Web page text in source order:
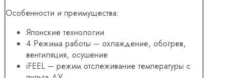
Особенности и преимущества:
Японские технологии
4 Режима работы – охлаждение, обогрев,
вентиляция, осушение
iFEEL – режим отслеживание температуры с